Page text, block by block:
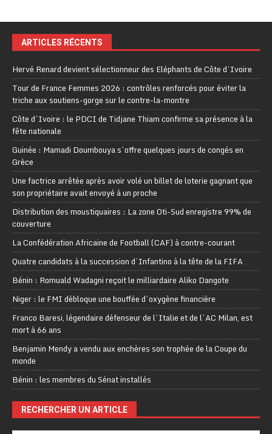
ARTICLES RÉCENTS
Hervé Renard devient sélectionneur des Eléphants de Côte d’Ivoire
Tour de France Femmes 2026 : contrôles renforcés pour éviter la
triche aux soutiens-gorge sur le contre-la-montre
Côte d’Ivoire : le PDCI de Tidjane Thiam confirme sa présence à la
fête nationale
Guinée : Mamadi Doumbouya s’offre quelques jours de congés en
Grèce
Une factrice arrêtée après avoir volé un billet de loterie gagnant que
son propriétaire avait envoyé à un proche
Distribution des moustiquaires : La zone Oti-Sud enregistre 99% de
couverture
La Confédération Africaine de Football (CAF) à contre-courant
Quatre candidats à la succession d’Infantino à la tête de la FIFA
Bénin : Romuald Wadagni reçoit le milliardaire Aliko Dangote
Niger : le FMI débloque une bouffée d’oxygène financière
Franco Baresi, légendaire défenseur de l’Italie et de l’AC Milan, est
mort à 66 ans
Benjamin Mendy a vendu aux enchères son trophée de la Coupe du
monde
Bénin : les membres du Sénat installés
RECHERCHER UN ARTICLE